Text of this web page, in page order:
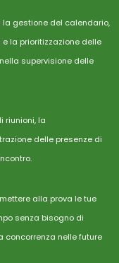
la gestione del calendario,
la prioritizzazione delle
supervisione delle
riunioni, la
delle presenze di
alla prova le tue
senza bisogno di
concorrenza nelle future